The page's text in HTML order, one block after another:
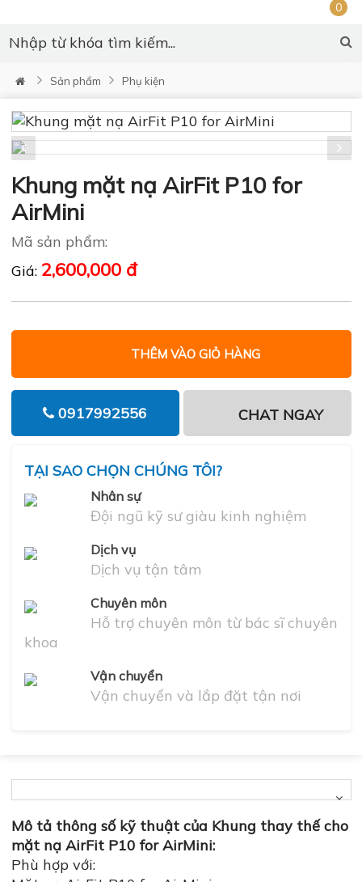
0
Sản phẩm Phụ kiện
Khung mặt nạ AirFit P10 for
AirMini
Mã sản phẩm:
Giá: 2,600,000 đ
THÊM VÀO GIỎ HÀNG
0917992556 CHAT NGAY
TẠI SAO CHỌN CHÚNG TÔI?
Nhân sự
Đội ngũ kỹ sư giàu kinh nghiệm
Dịch vụ
Dịch vụ tận tâm
Chuyên môn
Hỗ trợ chuyên môn từ bác sĩ chuyên
khoa
Vận chuyển
Vận chuyển và lắp đặt tận nơi
Mô tả thông số kỹ thuật của Khung thay thế cho
mặt nạ AirFit P10 for AirMini:
Phù hợp với: